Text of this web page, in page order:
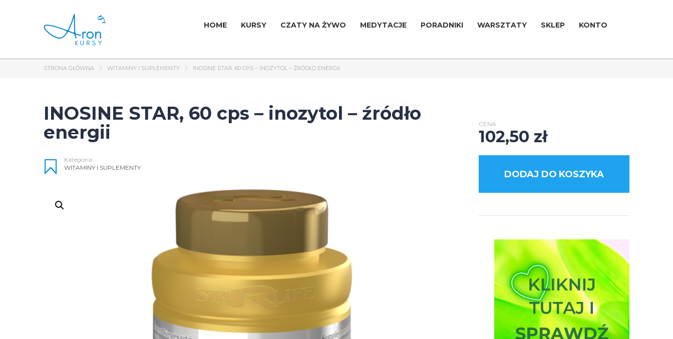
HOME KURSY CZATY NA ŻYWO MEDYTACJE PORADNIKI WARSZTATY SKLEP KONTO
STRONA GŁÓWNA WITAMINY I SUPLEMENTY INOSINE STAR, 60 CPS – INOZYTOL – ŹRÓDŁO ENERGII
INOSINE STAR, 60 cps – inozytol – źródło
energii
Kategoria:
WITAMINY I SUPLEMENTY
CENA
102,50 zł
DODAJ DO KOSZYKA